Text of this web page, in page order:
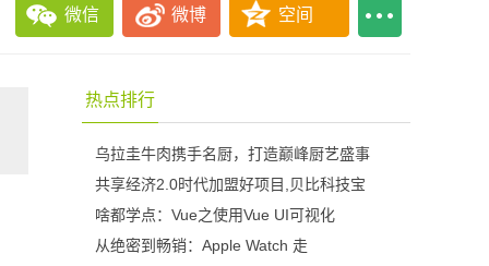
微信 微博 空间
热点排行
乌拉圭牛肉携手名厨，打造巅峰厨艺盛事
共享经济2.0时代加盟好项目,贝比科技宝
啥都学点：Vue之使用Vue UI可视化
从绝密到畅销：Apple Watch 走